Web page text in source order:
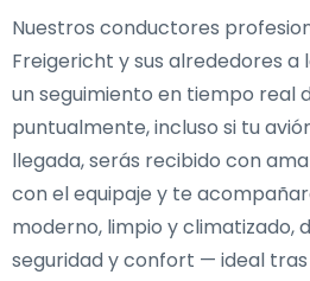
Nuestros conductores
Freigericht y sus alrededores a
un seguimiento en tiempo real
puntualmente, incluso si tu
llegada, serás recibido con
con el equipaje y te
moderno, limpio y climatizado,
seguridad y confort — ideal tras